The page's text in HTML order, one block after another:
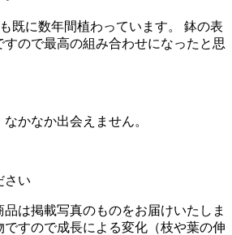
既に数年間植わっています。 鉢の表
ので最高の組み合わせになったと思
かなか出会えません。
さい
品は掲載写真のものをお届けいたしま
ですので成長による変化（枝や葉の伸